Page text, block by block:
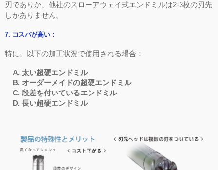
刃でありか、他社のスローアウェイ式エンドミルは2-3枚の刃先
しかありません。
7. コスパが高い：
特に、以下の加工状況で使用される場合：
A. 太い超硬エンドミル
B. オーダーメイドの超硬エンドミル
C. 段差を付いているエンドミル
D. 長い超硬エンドミル